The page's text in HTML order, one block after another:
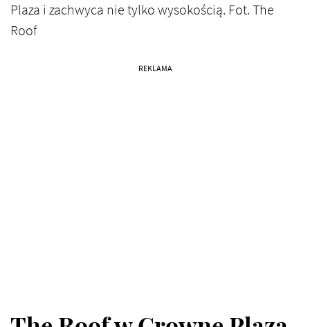
Plaza i zachwyca nie tylko wysokością. Fot. The
Roof
REKLAMA